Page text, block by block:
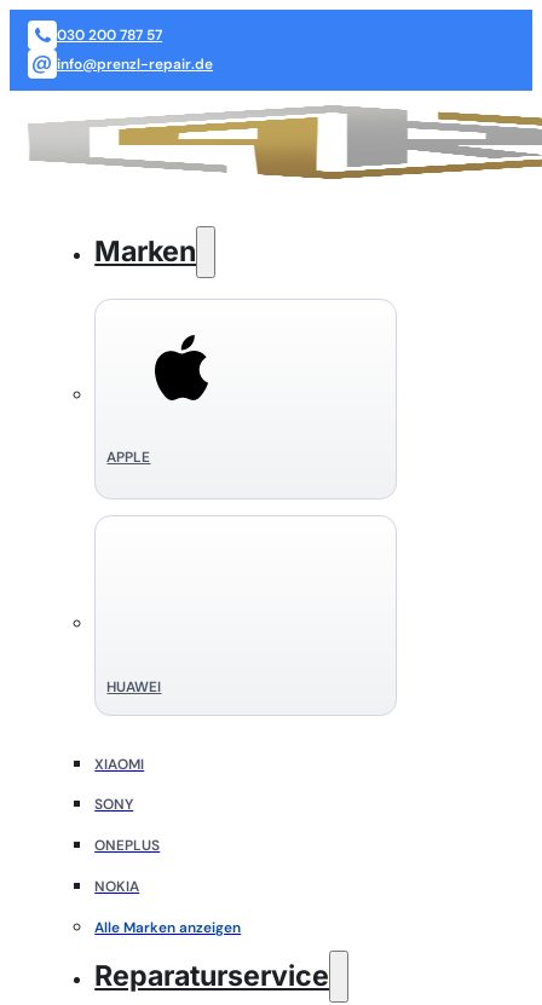
030 200 787 57
info@prenzl-repair.de
Marken
APPLE
HUAWEI
XIAOMI
SONY
ONEPLUS
NOKIA
Alle Marken anzeigen
Reparaturservice